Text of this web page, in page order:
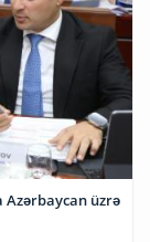
Azərbaycan üzrə